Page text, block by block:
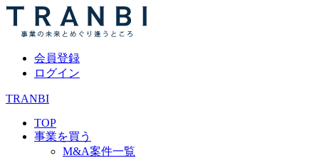
会員登録
ログイン
TRANBI
TOP
事業を買う
M&A案件一覧